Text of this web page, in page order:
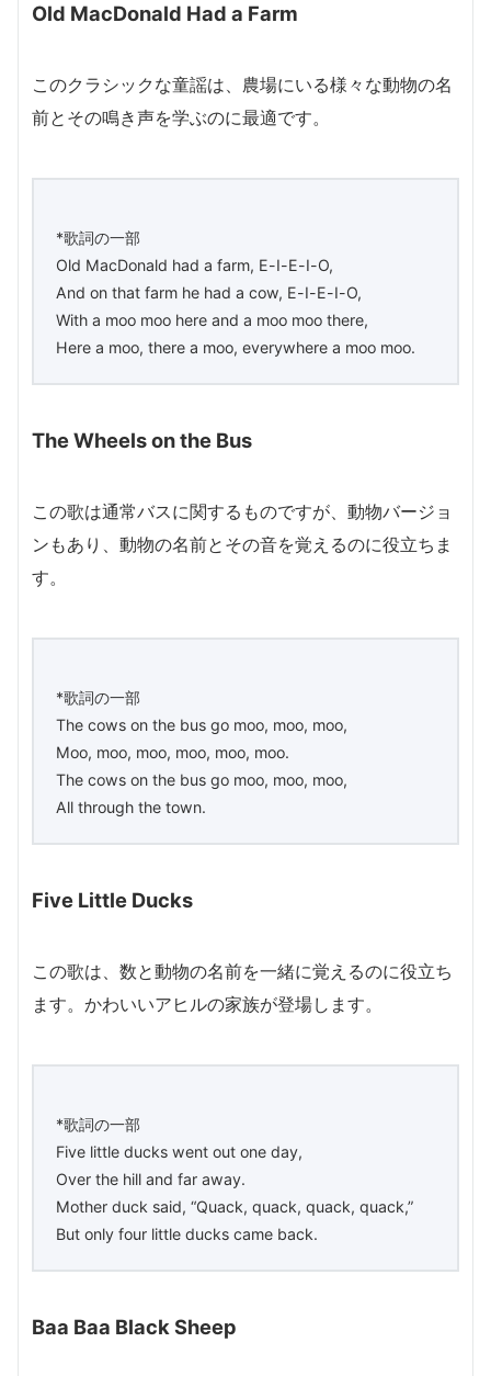
Old MacDonald Had a Farm
このクラシックな童謡は、農場にいる様々な動物の名
前とその鳴き声を学ぶのに最適です。
*歌詞の一部
Old MacDonald had a farm, E-I-E-I-O,
And on that farm he had a cow, E-I-E-I-O,
With a moo moo here and a moo moo there,
Here a moo, there a moo, everywhere a moo moo.
The Wheels on the Bus
この歌は通常バスに関するものですが、動物バージョ
ンもあり、動物の名前とその音を覚えるのに役立ちま
す。
*歌詞の一部
The cows on the bus go moo, moo, moo,
Moo, moo, moo, moo, moo, moo.
The cows on the bus go moo, moo, moo,
All through the town.
Five Little Ducks
この歌は、数と動物の名前を一緒に覚えるのに役立ち
ます。かわいいアヒルの家族が登場します。
*歌詞の一部
Five little ducks went out one day,
Over the hill and far away.
Mother duck said, “Quack, quack, quack, quack,”
But only four little ducks came back.
Baa Baa Black Sheep